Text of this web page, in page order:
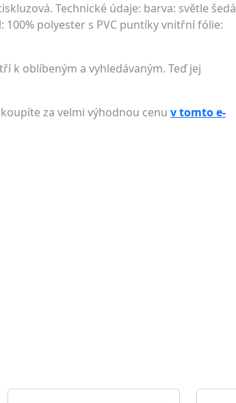
Technické údaje: barva: světle šedá
polyester s PVC puntíky vnitřní fólie:
k oblíbeným a vyhledávaným. Teď jej
za velmi výhodnou cenu v tomto e-